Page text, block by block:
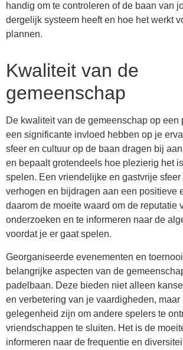
handig om te controleren of de baan van
dergelijk systeem heeft en hoe het werkt
plannen.
Kwaliteit van de
gemeenschap
De kwaliteit van de gemeenschap op een
een significante invloed hebben op je
sfeer en cultuur op de baan dragen bij
en bepaalt grotendeels hoe plezierig het
spelen. Een vriendelijke en gastvrije
verhogen en bijdragen aan een positieve
daarom de moeite waard om de reputatie
onderzoeken en te informeren naar de
voordat je er gaat spelen.
Georganiseerde evenementen en
belangrijke aspecten van de
padelbaan. Deze bieden niet alleen
en verbetering van je vaardigheden, maar
gelegenheid zijn om andere spelers te
vriendschappen te sluiten. Het is de
informeren naar de frequentie en